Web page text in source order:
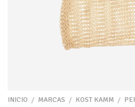
INICIO / MARCAS / KOST KAMM /